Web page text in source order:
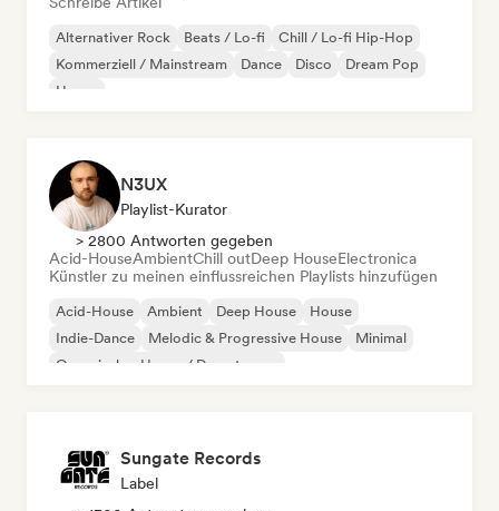
Alternativer Rock Beats / Lo-fi
Chill / Lo-fi Hip-Hop
Kommerziell / Mainstream
Dance Disco
Dream Pop
House
N3UX
Playlist-Kurator
> 2800 Antworten gegeben
Acid-HouseAmbientChill outDeep HouseElectronica
Künstler zu meinen einflussreichen Playlists hinzufügen
Acid-House Ambient Deep House
House
Indie-Dance
Melodic & Progressive House
Minimal
Organischer House / Downtempo
Sungate Records
Label